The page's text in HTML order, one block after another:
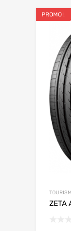
PROMO !
ZETA